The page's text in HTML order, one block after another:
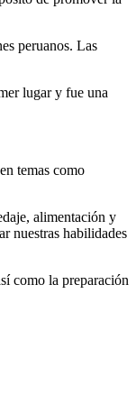
peruanos. Las
lugar y fue una
temas como
alimentación y
nuestras habilidades
como la preparación